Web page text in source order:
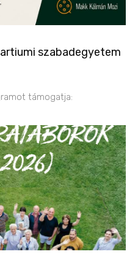
szabadegyetem
támogatja: